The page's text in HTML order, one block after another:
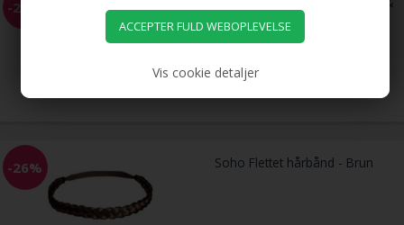
Vis cookie detaljer
-26% Sort
39,00
-26% Soho Flettet hårbånd - Brun